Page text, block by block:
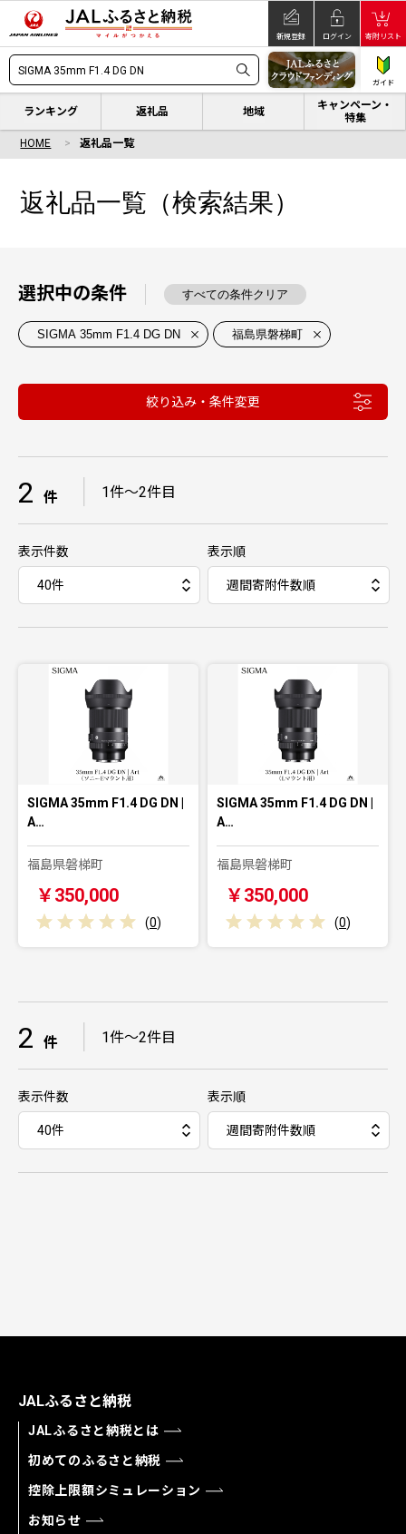
新規登録 ログイン 寄附リスト
ガイド
ランキング 返礼品 地域
キャンペーン・
特集
HOME 返礼品一覧
返礼品一覧（検索結果）
選択中の条件 すべての条件クリア
SIGMA 35mm F1.4 DG DN 福島県磐梯町
絞り込み・条件変更
2 件 1件〜2件目
表示件数 表示順
SIGMA 35mm F1.4 DG DN |
A…
福島県磐梯町
￥350,000
(0)
SIGMA 35mm F1.4 DG DN |
A…
福島県磐梯町
￥350,000
(0)
2 件 1件～2件目
表示件数 表示順
JALふるさと納税
JALふるさと納税とは
初めてのふるさと納税
控除上限額シミュレーション
お知らせ